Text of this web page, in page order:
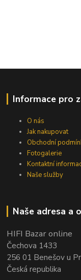
Informace pro
O nás
Jak nakupovat
Obchodní
Fotogalerie
Kontaktní
Naše služby
Naše adresa a
HIFI Bazar online
Čechova 1433
256 01 Benešov u
Česká republika